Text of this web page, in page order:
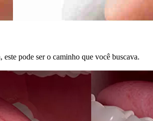
pode ser o caminho que você buscava.